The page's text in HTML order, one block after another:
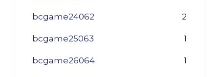
bcgame24062 2
bcgame25063 1
bcgame26064 1